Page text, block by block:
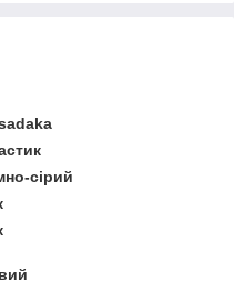
сірий